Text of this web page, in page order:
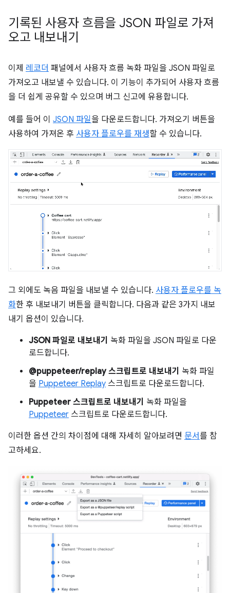
기록된 사용자 흐름을 JSON 파일로 가져
오고 내보내기
이제 레코더 패널에서 사용자 흐름 녹화 파일을 JSON 파일로
가져오고 내보낼 수 있습니다. 이 기능이 추가되어 사용자 흐름
을 더 쉽게 공유할 수 있으며 버그 신고에 유용합니다.
예를 들어 이 JSON 파일을 다운로드합니다. 가져오기 버튼을
사용하여 가져온 후 사용자 플로우를 재생할 수 있습니다.
그 외에도 녹음 파일을 내보낼 수 있습니다. 사용자 플로우를 녹
화한 후 내보내기 버튼을 클릭합니다. 다음과 같은 3가지 내보
내기 옵션이 있습니다.
JSON 파일로 내보내기 녹화 파일을 JSON 파일로 다운
로드합니다.
@puppeteer/replay 스크립트로 내보내기 녹화 파일
을 Puppeteer Replay 스크립트로 다운로드합니다.
Puppeteer 스크립트로 내보내기 녹화 파일을
Puppeteer 스크립트로 다운로드합니다.
이러한 옵션 간의 차이점에 대해 자세히 알아보려면 문서를 참
고하세요.